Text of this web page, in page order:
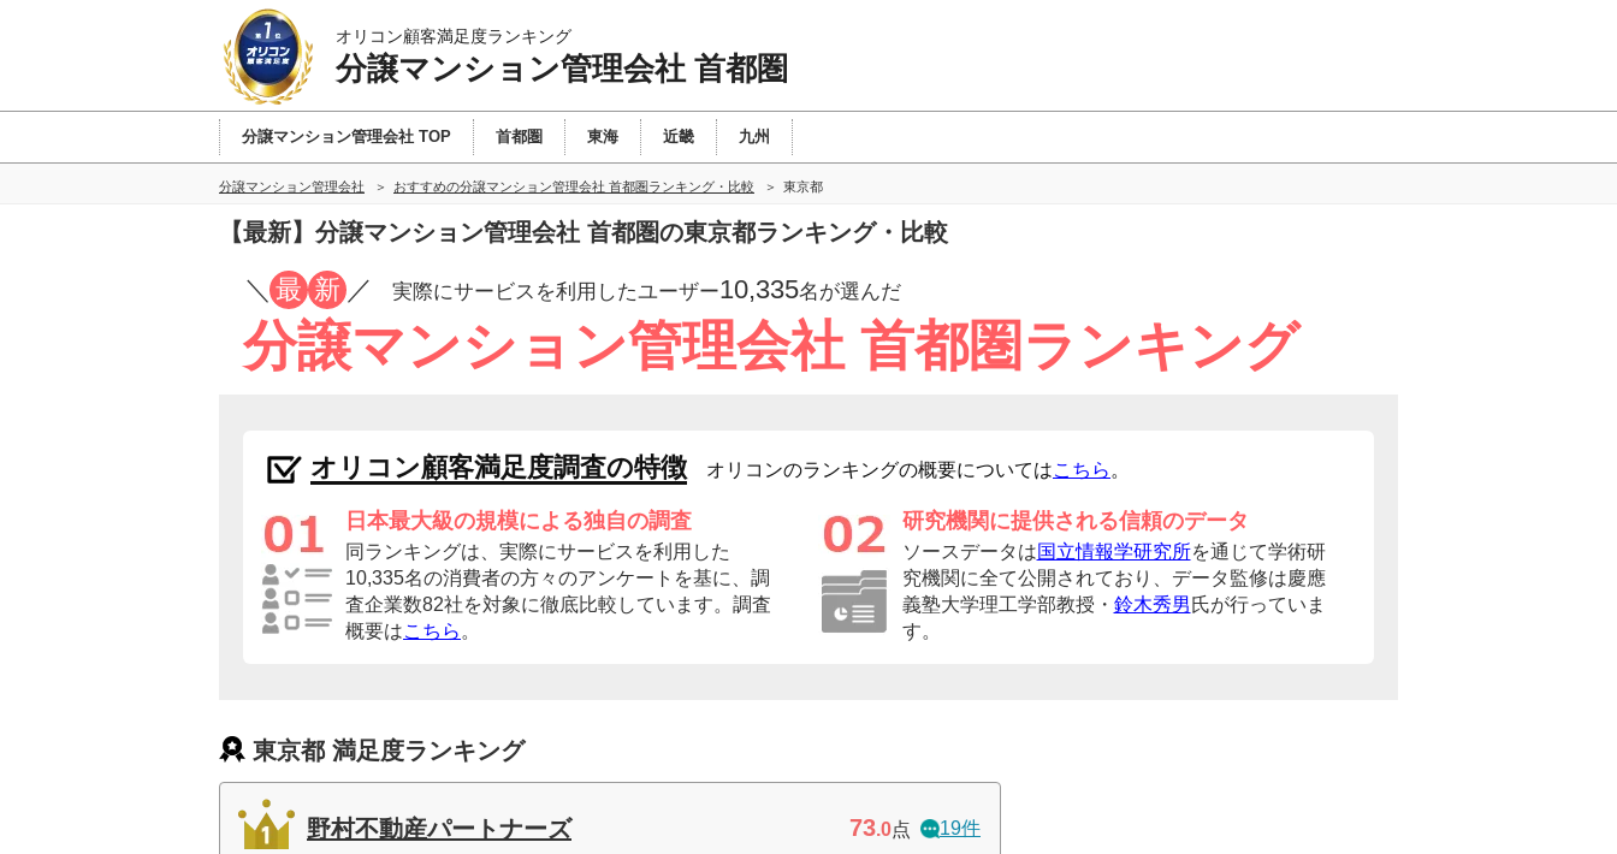
オリコン顧客満足度ランキング
分譲マンション管理会社 首都圏
分譲マンション管理会社 TOP 首都圏 東海 近畿 九州
分譲マンション管理会社 おすすめの分譲マンション管理会社 首都圏ランキング・比較 東京都
【最新】分譲マンション管理会社 首都圏の東京都ランキング・比較
／ 最 新 ／ 実際にサービスを利用したユーザー10,335名が選んだ
分譲マンション管理会社 首都圏ランキング
オリコン顧客満足度調査の特徴 オリコンのランキングの概要についてはこちら 。
日本最大級の規模による独自の調査
同ランキングは、実際にサービスを利用した
10,335名の消費者の方々のアンケートを基に、調
査企業数82社を対象に徹底比較しています。調査
概要はこちら 。
研究機関に提供される信頼のデータ
ソースデータは国立情報学研究所を通じて学術研
究機関に全て公開されており、データ監修は慶應
義塾大学理工学部教授・ 鈴木秀男 氏が行っていま
す。
東京都 満足度ランキング
野村不動産パートナーズ 73.0点 19件